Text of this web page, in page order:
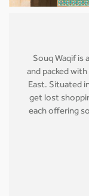
Souq Waqif
and packed
East.
get lost
each